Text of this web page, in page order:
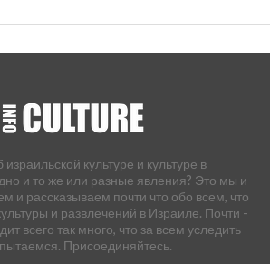
культуре и культуре в
и то же или разные явления? Это мы и
и рассказываем почти что обо всем, что
и развлечений в Израиле. Почти -
всего так много, что за всем уследить
Присоединяйтесь.